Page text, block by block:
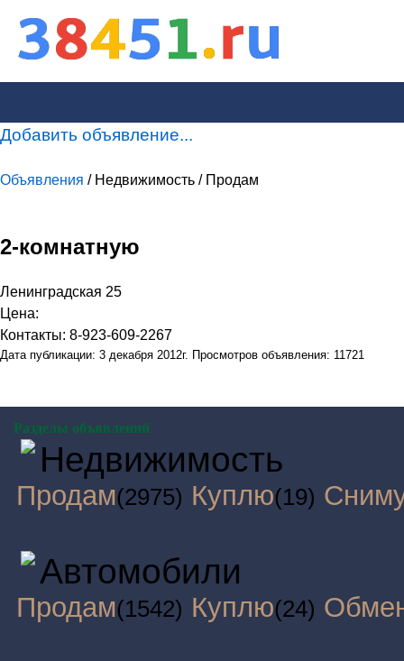
Добавить объявление...
Объявления / Недвижимость / Продам
2-комнатную
Ленинградская 25
Цена:
Контакты: 8-923-609-2267
Дата публикации: 3 декабря 2012г. Просмотров объявления: 11721
Разделы объявлений
Недвижимость
Продам(2975) Куплю(19)
Автомобили
Продам(1542) Куплю(24)